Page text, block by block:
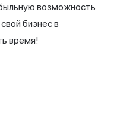
возможность
бизнес в
время!